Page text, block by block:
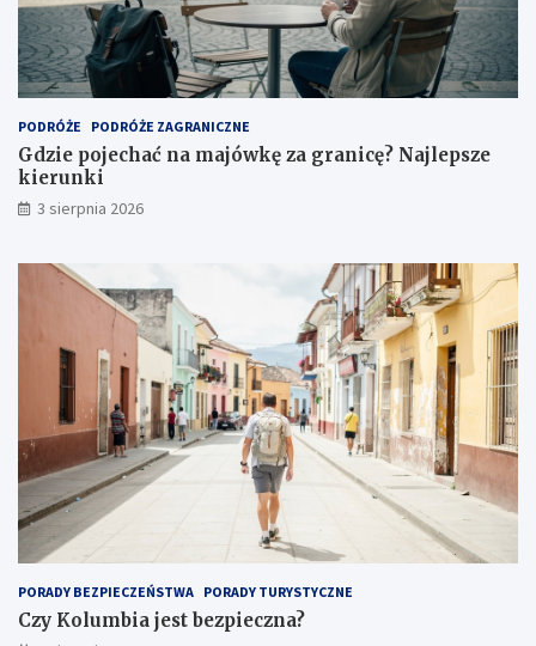
PODRÓŻE PODRÓŻE ZAGRANICZNE
Gdzie pojechać na majówkę za granicę? Najlepsze
kierunki
3 sierpnia 2026
PORADY BEZPIECZEŃSTWA PORADY TURYSTYCZNE
Czy Kolumbia jest bezpieczna?